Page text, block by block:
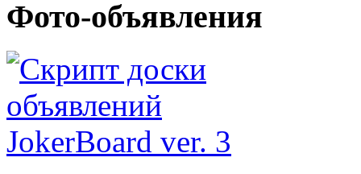
Фото-объявления